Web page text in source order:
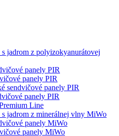
jadrom z polyizokyanurátovej
panely PIR
panely PIR
sendvičové panely PIR
panely PIR
Line
s jadrom z minerálnej vlny MiWo
panely MiWo
panely MiWo